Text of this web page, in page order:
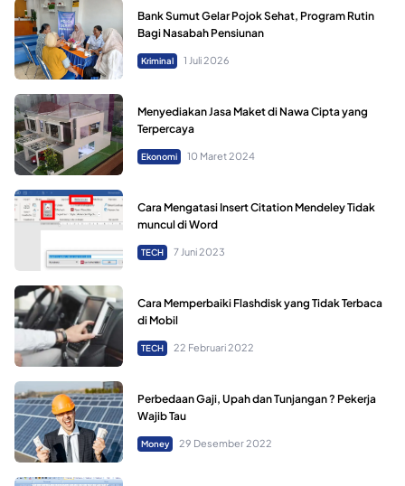
Bank Sumut Gelar Pojok Sehat, Program Rutin
Bagi Nasabah Pensiunan
Kriminal 1 Juli 2026
Menyediakan Jasa Maket di Nawa Cipta yang
Terpercaya
Ekonomi 10 Maret 2024
Cara Mengatasi Insert Citation Mendeley Tidak
muncul di Word
TECH 7 Juni 2023
Cara Memperbaiki Flashdisk yang Tidak Terbaca
di Mobil
TECH 22 Februari 2022
Perbedaan Gaji, Upah dan Tunjangan ? Pekerja
Wajib Tau
Money 29 Desember 2022